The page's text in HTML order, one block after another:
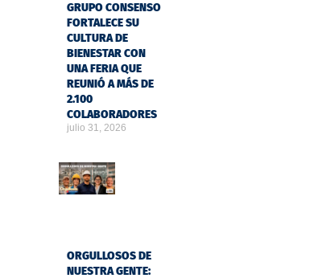
GRUPO CONSENSO
FORTALECE SU
CULTURA DE
BIENESTAR CON
UNA FERIA QUE
REUNIÓ A MÁS DE
2.100
COLABORADORES
julio 31, 2026
ORGULLOSOS DE
NUESTRA GENTE: